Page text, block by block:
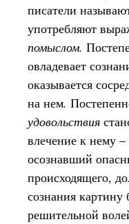
писатели
употребляют
помыслом.
овладевает
оказывается
на нем.
удовольствия
влечение к нему
осознавший
происходящего,
сознания картину
решительной